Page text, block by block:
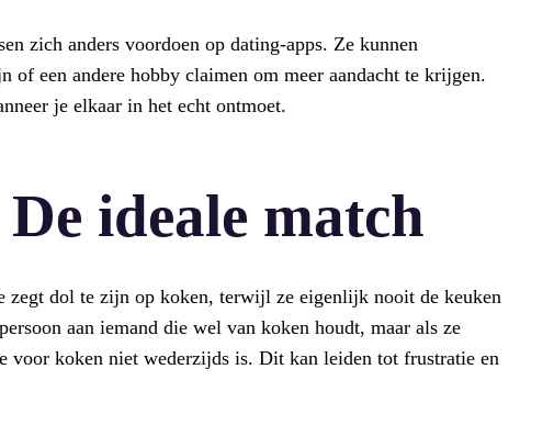
zich anders voordoen op dating-apps. Ze kunnen
of een andere hobby claimen om meer aandacht te krijgen.
je elkaar in het echt ontmoet.
ideale match
zegt dol te zijn op koken, terwijl ze eigenlijk nooit de keuken
aan iemand die wel van koken houdt, maar als ze
voor koken niet wederzijds is. Dit kan leiden tot frustratie en